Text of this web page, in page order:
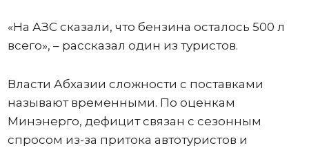
«На АЗС сказали, что бензина осталось 500 л
всего», – рассказал один из туристов.
Власти Абхазии сложности с поставками
называют временными. По оценкам
Минэнерго, дефицит связан с сезонным
спросом из-за притока автотуристов и